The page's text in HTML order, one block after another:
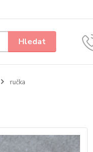
Hledat
ručka